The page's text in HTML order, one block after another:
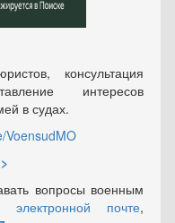
консультация
интересов
в судах.
VoensudMO
вопросы военным
электронной почте,